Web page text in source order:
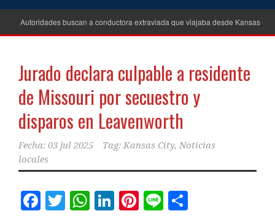
Autoridades buscan a conductora extraviada que viajaba desde Kansas City
Jurado declara culpable a residente
de Missouri por secuestro y
disparos en Leavenworth
Fecha: 03 jul 2025 Tag: Kansas City, Noticias
locales
Facebook
Twitter
WhatsApp
LinkedIn
Pinterest
Line